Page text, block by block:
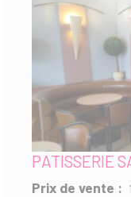
PATISSERIE
Prix de vente :